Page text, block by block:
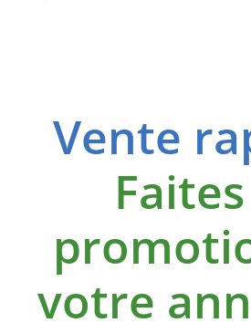
Vente
votre